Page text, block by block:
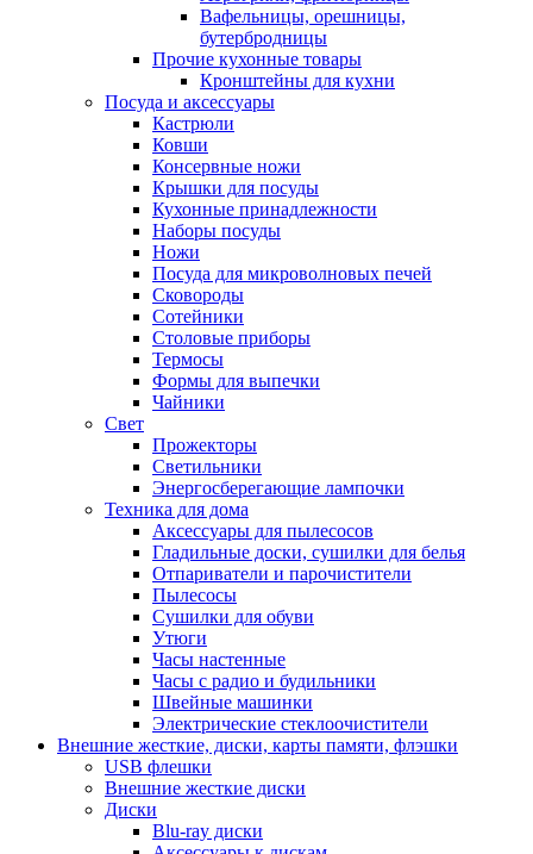
Вафельницы, орешницы,
бутербродницы
Прочие кухонные товары
Кронштейны для кухни
Посуда и аксессуары
Кастрюли
Ковши
Консервные ножи
Крышки для посуды
Кухонные принадлежности
Наборы посуды
Ножи
Посуда для микроволновых печей
Сковороды
Сотейники
Столовые приборы
Термосы
Формы для выпечки
Чайники
Свет
Прожекторы
Светильники
Энергосберегающие лампочки
Техника для дома
Аксессуары для пылесосов
Гладильные доски, сушилки для белья
Отпариватели и парочистители
Пылесосы
Сушилки для обуви
Утюги
Часы настенные
Часы с радио и будильники
Швейные машинки
Электрические стеклоочистители
Внешние жесткие, диски, карты памяти, флэшки
USB флешки
Внешние жесткие диски
Диски
Blu-ray диски